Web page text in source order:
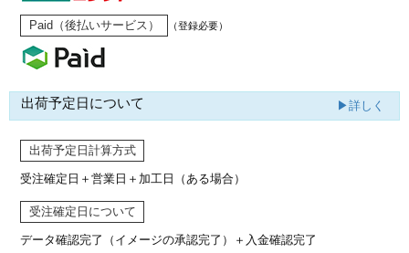
Paid（後払いサービス） （登録必要）
出荷予定日について ▶詳しく
出荷予定日計算方式
受注確定日＋営業日＋加工日（ある場合）
受注確定日について
データ確認完了（イメージの承認完了） ＋入金確認完了